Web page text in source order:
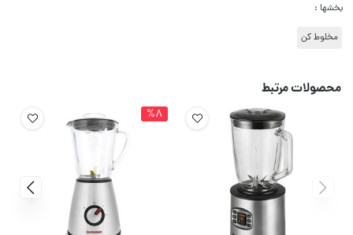
بخشها :
مخلوط کن
محصولات مرتبط
%8